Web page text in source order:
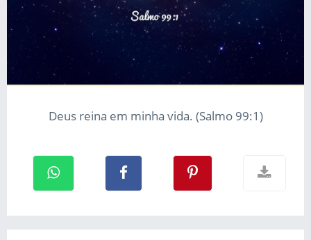
Deus reina em minha vida. (Salmo 99:1)